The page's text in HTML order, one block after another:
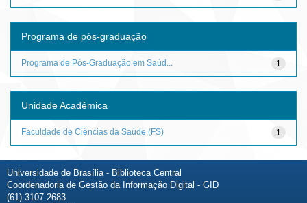
Programa de pós-graduação
1
Programa de Pós-Graduação em Saúd...
Unidade Acadêmica
1
Faculdade de Ciências da Saúde (FS)
Universidade de Brasília - Biblioteca Central
Coordenadoria de Gestão da Informação Digital - GID
(61) 3107-2683